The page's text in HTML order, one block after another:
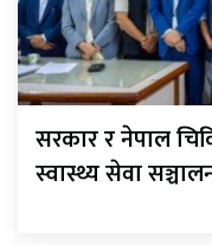
सरकार र नेपाल
स्वास्थ्य सेवा